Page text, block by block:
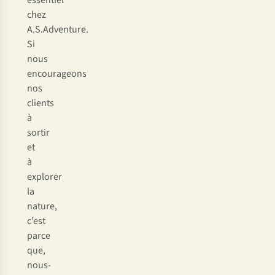
chez
A.S.Adventure.
Si
nous
encourageons
nos
clients
à
sortir
et
à
explorer
la
nature,
c’est
parce
que,
nous-